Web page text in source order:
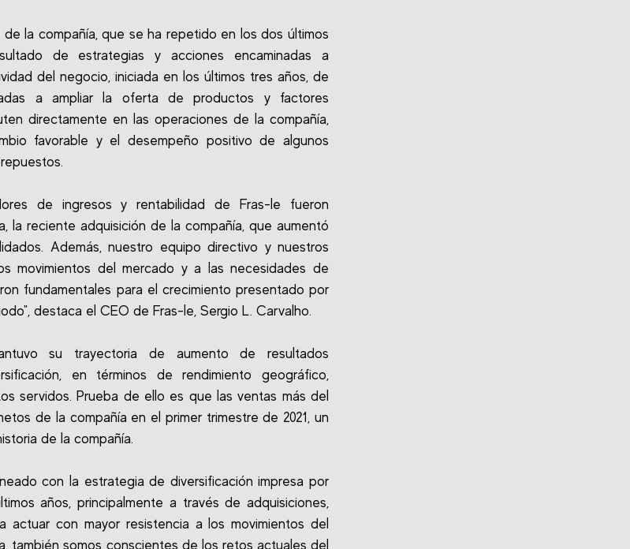
la compañía, que se ha repetido en los dos últimos
de estrategias y acciones encaminadas a
del negocio, iniciada en los últimos tres años, de
a ampliar la oferta de productos y factores
directamente en las operaciones de la compañía,
favorable y el desempeño positivo de algunos
de ingresos y rentabilidad de Fras-le fueron
la reciente adquisición de la compañía, que aumentó
Además, nuestro equipo directivo y nuestros
movimientos del mercado y a las necesidades de
fundamentales para el crecimiento presentado por
destaca el CEO de Fras-le, Sergio L. Carvalho.
su trayectoria de aumento de resultados
en términos de rendimiento geográfico,
servidos. Prueba de ello es que las ventas más del
de la compañía en el primer trimestre de 2021, un
de la compañía.
con la estrategia de diversificación impresa por
años, principalmente a través de adquisiciones,
actuar con mayor resistencia a los movimientos del
también somos conscientes de los retos actuales del